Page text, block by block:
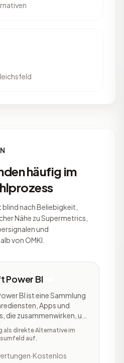
häufig im
nach Beliebigkeit,
Nähe zu Supermetrics,
und
von OMKI.
Power BI
BI ist eine Sammlung
Apps und
die zusammenwirken, um
die bislang nicht
sind, in kohärente, visuell
Es besteht aus
als direkte Alternative im
auf.
·Kostenlos